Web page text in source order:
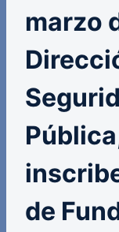
marzo
de